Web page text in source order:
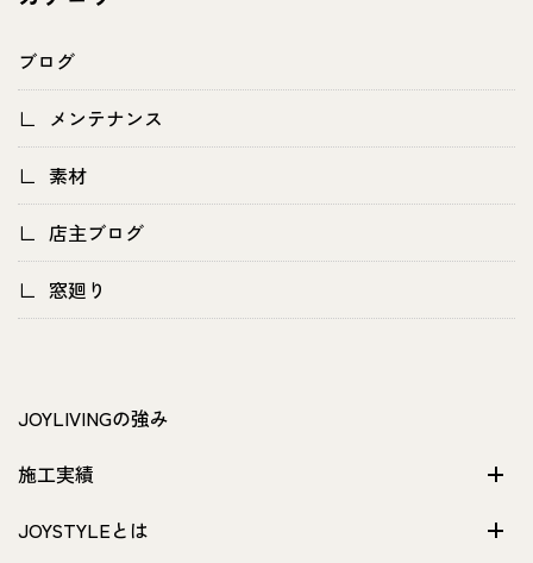
ブログ
メンテナンス
素材
店主ブログ
窓廻り
JOYLIVINGの強み
施工実績
JOYSTYLEとは